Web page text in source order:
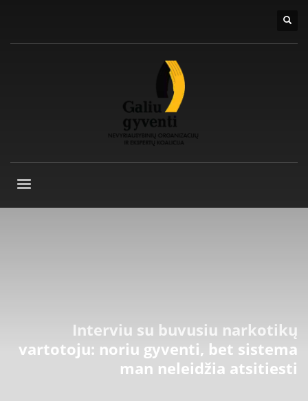
Interviu su buvusiu narkotikų
vartotoju: noriu gyventi, bet sistema
man neleidžia atsitiesti